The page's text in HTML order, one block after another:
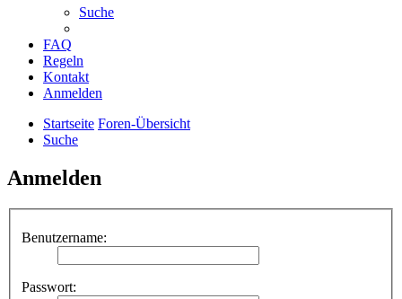
Suche
FAQ
Regeln
Kontakt
Anmelden
Startseite Foren-Übersicht
Suche
Anmelden
Benutzername:
Passwort: